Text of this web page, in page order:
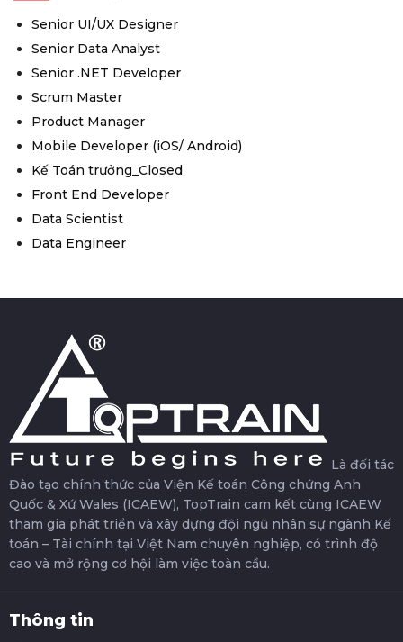
Senior UI/UX Designer
Senior Data Analyst
Senior .NET Developer
Scrum Master
Product Manager
Mobile Developer (iOS/ Android)
Kế Toán trưởng_Closed
Front End Developer
Data Scientist
Data Engineer
Là đối tác
Đào tạo chính thức của Viện Kế toán Công chứng Anh
Quốc & Xứ Wales (ICAEW), TopTrain cam kết cùng ICAEW
tham gia phát triển và xây dựng đội ngũ nhân sự ngành Kế
toán – Tài chính tại Việt Nam chuyên nghiệp, có trình độ
cao và mở rộng cơ hội làm việc toàn cầu.
Thông tin